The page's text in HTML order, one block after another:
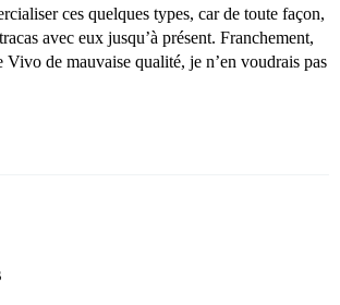
ces quelques types, car de toute façon,
avec eux jusqu’à présent. Franchement,
de mauvaise qualité, je n’en voudrais pas